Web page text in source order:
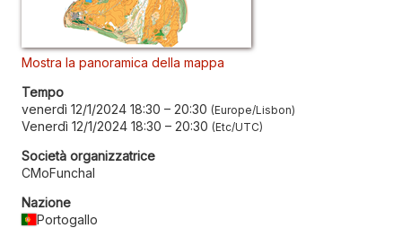
Mostra la panoramica della mappa
Tempo
venerdì 12/1/2024 18:30 – 20:30 Europe/Lisbon
Venerdì 12/1/2024 18:30 – 20:30 Etc/UTC
Società organizzatrice
CMoFunchal
Nazione
Portogallo